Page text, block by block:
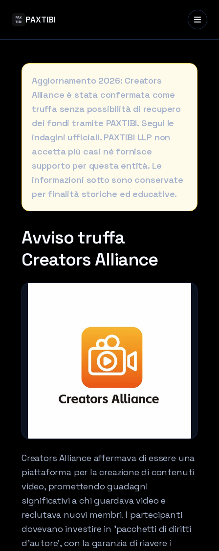
PAXTIBI
Aggiornamento 2026: Creators
Alliance è stata confermata come
truffa senza possibilità di recupero
dei fondi tramite PAXTIBI. Segui le
indagini ufficiali. PAXTIBI LLP non
accetta più casi né fornisce
supporto per questa entità. Le
informazioni sotto sono conservate
per finalità storiche ed educative.
Avviso truffa
Creators Alliance
Creators Alliance affermava di essere una
piattaforma per la creazione di contenuti
video, promettendo guadagni
significativi a chi guardava video e
reclutava nuovi membri. I partecipanti
dovevano investire in 'pacchetti di diritti
d'autore', con la garanzia di riavere i